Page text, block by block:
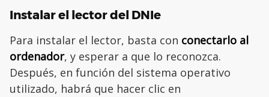
Instalar el lector del DNIe
Para instalar el lector, basta con conectarlo al
ordenador, y esperar a que lo reconozca.
Después, en función del sistema operativo
utilizado, habrá que hacer clic en